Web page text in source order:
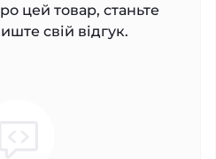
цей товар, станьте
свій відгук.